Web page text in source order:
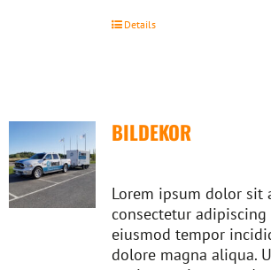
Details
BILDEKOR
Lorem ipsum dolor sit
consectetur adipiscing
eiusmod tempor
dolore magna aliqua.